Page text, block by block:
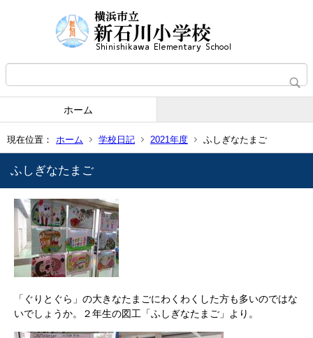
ホーム
現在位置： ホーム 学校日記 2021年度 ふしぎなたまご
ふしぎなたまご
「ぐりとぐら」の大きなたまごにわくわくした方も多いのではな
いでしょうか。２年生の図工「ふしぎなたまご」より。